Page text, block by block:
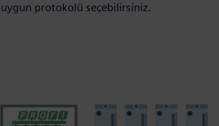
protokolü seçebilirsiniz.